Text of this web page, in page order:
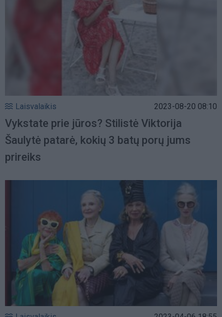
Laisvalaikis 2023-08-20 08:10
Vykstate prie jūros? Stilistė Viktorija
Šaulytė patarė, kokių 3 batų porų jums
prireiks